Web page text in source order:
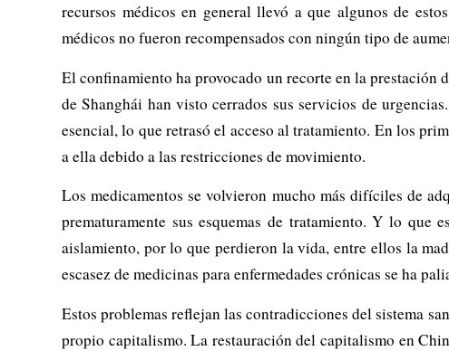
recursos médicos en general llevó a que algunos de
médicos no fueron recompensados con ningún tipo de
El confinamiento ha provocado un recorte en la prestación
de Shanghái han visto cerrados sus servicios de
esencial, lo que retrasó el acceso al tratamiento. En los
a ella debido a las restricciones de movimiento.
Los medicamentos se volvieron mucho más difíciles de
prematuramente sus esquemas de tratamiento. Y lo
aislamiento, por lo que perdieron la vida, entre ellos la
escasez de medicinas para enfermedades crónicas se ha
Estos problemas reflejan las contradicciones del sistema
propio capitalismo. La restauración del capitalismo en